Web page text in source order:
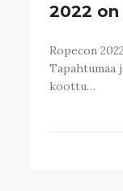
2022
Ropecon
Tapahtumaa
koottu…